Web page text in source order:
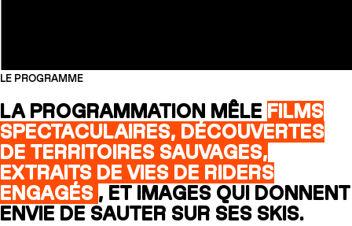
LE PROGRAMME
LA PROGRAMMATION MÊLE FILMS
SPECTACULAIRES, DÉCOUVERTES
DE TERRITOIRES SAUVAGES,
EXTRAITS DE VIES DE RIDERS
ENGAGÉS , ET IMAGES QUI DONNENT
ENVIE DE SAUTER SUR SES SKIS.